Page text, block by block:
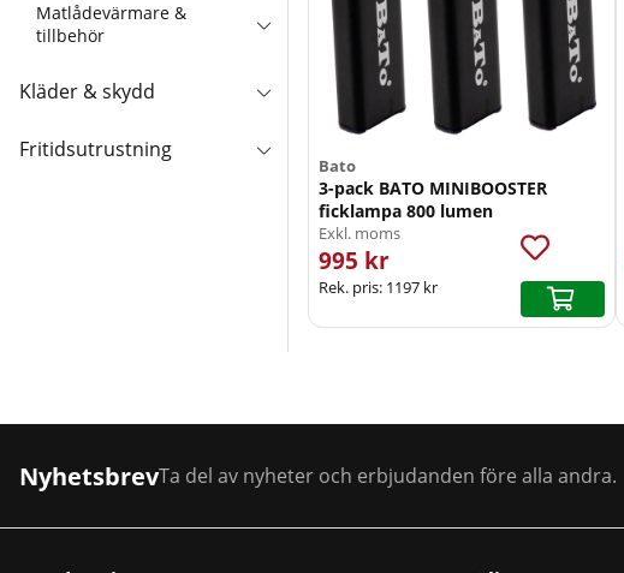
Matlådevärmare &
tillbehör
Kläder & skydd
Fritidsutrustning
Bato
3-pack BATO MINIBOOSTER
ficklampa 800 lumen
Exkl. moms
995 kr
Rek. pris: 1197 kr
NyhetsbrevTa del av nyheter och erbjudanden före alla andra.